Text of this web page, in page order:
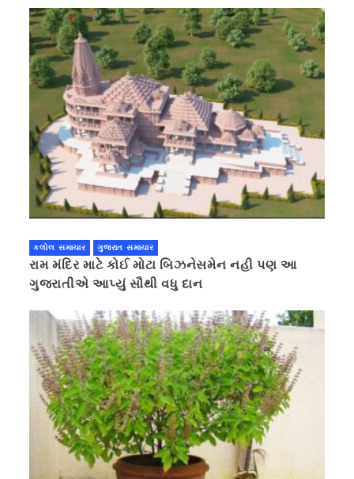
કલોલ સમાચાર ગુજરાત સમાચાર
રામ મંદિર માટે કોઈ મોટા બિઝનેસમેન નહી પણ આ
ગુજરાતીએ આપ્યું સૌથી વધુ દાન